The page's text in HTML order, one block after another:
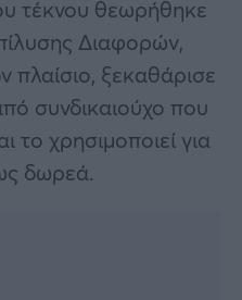
τέκνου θεωρήθηκε
Διαφορών,
πλαίσιο, ξεκαθάρισε
συνδικαιούχο που
το χρησιμοποιεί για
δωρεά.